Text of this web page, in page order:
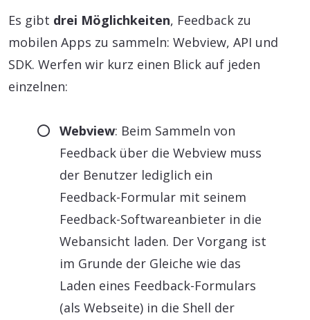
Es gibt drei Möglichkeiten, Feedback zu
mobilen Apps zu sammeln: Webview, API und
SDK. Werfen wir kurz einen Blick auf jeden
einzelnen:
Webview: Beim Sammeln von
Feedback über die Webview muss
der Benutzer lediglich ein
Feedback-Formular mit seinem
Feedback-Softwareanbieter in die
Webansicht laden. Der Vorgang ist
im Grunde der Gleiche wie das
Laden eines Feedback-Formulars
(als Webseite) in die Shell der